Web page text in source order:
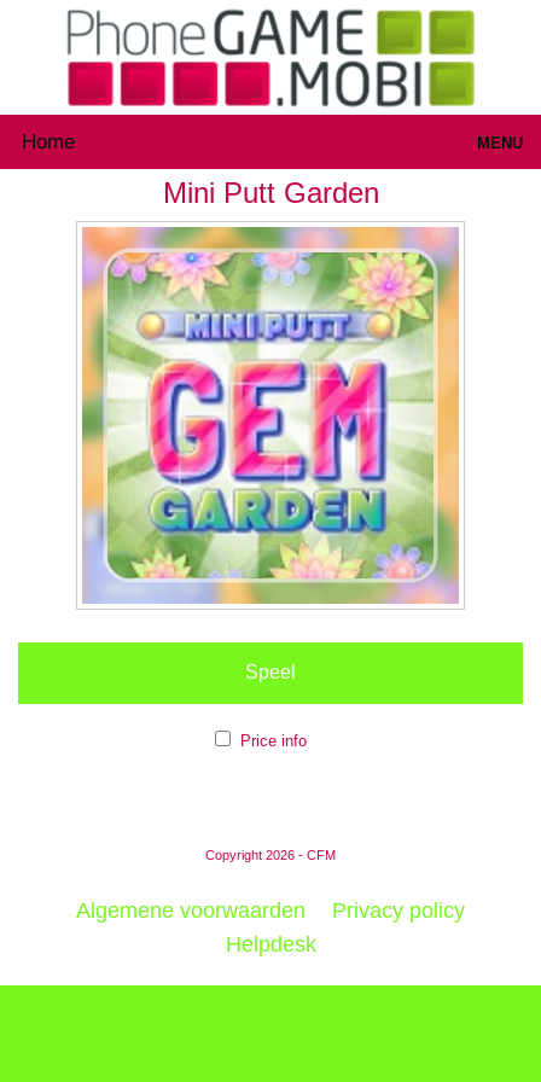
Home MENU
Mini Putt Garden
Speel
Price info
Copyright 2026 - CFM
Algemene voorwaarden
Privacy policy
Helpdesk